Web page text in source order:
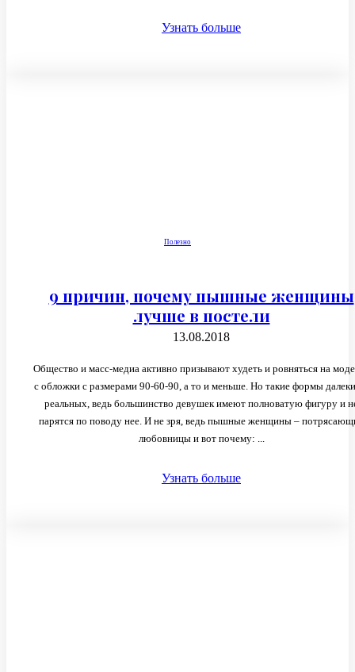
Узнать больше
Полезно
9 причин, почему пышные женщины
лучше в постели
13.08.2018
Общество и масс-медиа активно призывают худеть и ровняться на
с обложки с размерами 90-60-90, а то и меньше. Но такие формы
реальных, ведь большинство девушек имеют полноватую фигуру и
парятся по поводу нее. И не зря, ведь пышные женщины –
Узнать больше